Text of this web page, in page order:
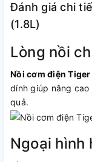
Đánh giá chi
(1.8L)
Lòng nồi
Nồi cơm điện
dính giúp nâng cao
quả.
Ngoại hình